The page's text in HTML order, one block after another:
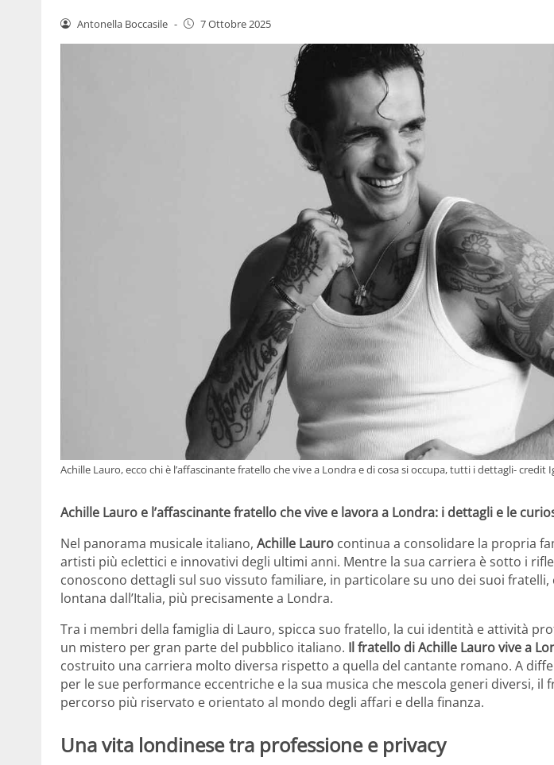
Antonella Boccasile - 7 Ottobre 2025
Achille Lauro, ecco chi è l’affascinante fratello che vive a Londra e di cosa si occupa, tutti i dettagli- credit
Achille Lauro e l’affascinante fratello che vive e lavora a Londra: i dettagli e le
Nel panorama musicale italiano, Achille Lauro continua a consolidare la propria
artisti più eclettici e innovativi degli ultimi anni. Mentre la sua carriera è sotto i
conoscono dettagli sul suo vissuto familiare, in particolare su uno dei suoi fratelli,
lontana dall’Italia, più precisamente a Londra.
Tra i membri della famiglia di Lauro, spicca suo fratello, la cui identità e attività
un mistero per gran parte del pubblico italiano. Il fratello di Achille Lauro vive a
costruito una carriera molto diversa rispetto a quella del cantante romano. A
per le sue performance eccentriche e la sua musica che mescola generi diversi, il
percorso più riservato e orientato al mondo degli affari e della finanza.
Una vita londinese tra professione e privacy